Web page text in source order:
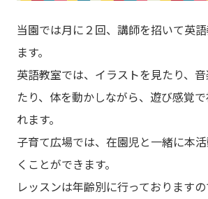
当園では月に２回、講師を招いて英
ます。
英語教室では、イラストを見たり、
たり、体を動かしながら、遊び感覚
れます。
子育て広場では、在園児と一緒に本
くことができます。
レッスンは年齢別に行っております